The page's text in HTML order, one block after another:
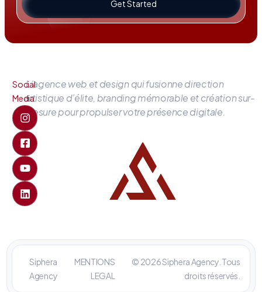
Get Started
L’agence web et design qui fusionne direction
artistique d’élite, branding mémorable et création sur-
mesure pour propulser votre présence digitale.
Social
Media
Siphera
Agency
MENTIONS
LEGAL
© 2026 Siphera Agency. Tous
droits réservés.